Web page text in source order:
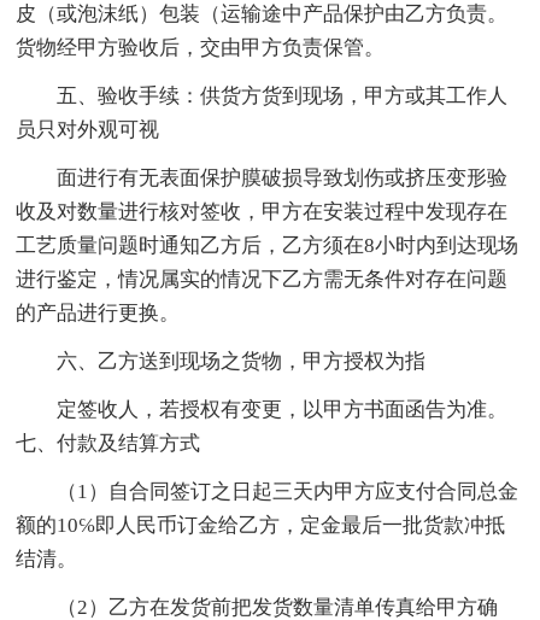
皮（或泡沫纸）包装（运输途中产品保护由乙方负责。
货物经甲方验收后，交由甲方负责保管。
五、验收手续：供货方货到现场，甲方或其工作人
员只对外观可视
面进行有无表面保护膜破损导致划伤或挤压变形验
收及对数量进行核对签收，甲方在安装过程中发现存在
工艺质量问题时通知乙方后，乙方须在8小时内到达现场
进行鉴定，情况属实的情况下乙方需无条件对存在问题
的产品进行更换。
六、乙方送到现场之货物，甲方授权为指
定签收人，若授权有变更，以甲方书面函告为准。
七、付款及结算方式
（1）自合同签订之日起三天内甲方应支付合同总金
额的10℅即人民币订金给乙方，定金最后一批货款冲抵
结清。
（2）乙方在发货前把发货数量清单传真给甲方确